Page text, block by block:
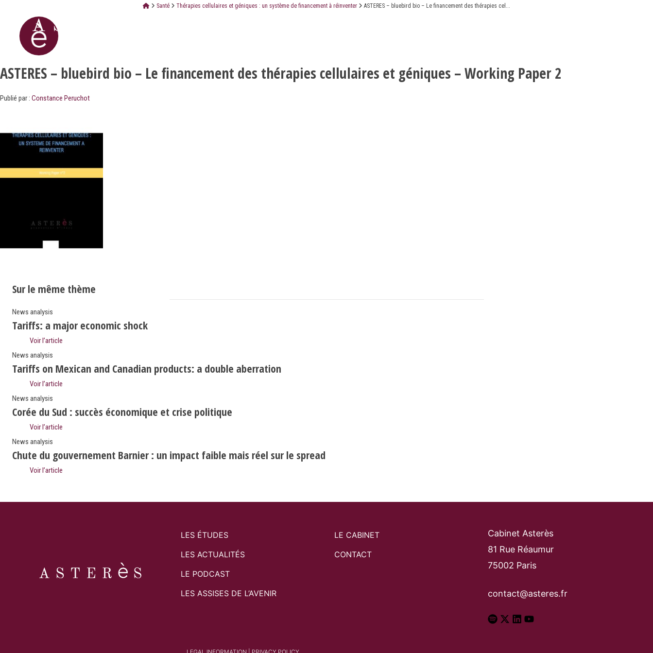
Santé Thérapies cellulaires et géniques : un système de financement à réinventer ASTERES – bluebird bio – Le financement des thérapies cel...
ASTERES – bluebird bio – Le financement des thérapies cellulaires et géniques – Working Paper 2
Publié par : Constance Peruchot
Sur le même thème
News analysis
Tariffs: a major economic shock
Voir l’article
News analysis
Tariffs on Mexican and Canadian products: a double aberration
Voir l’article
News analysis
Corée du Sud : succès économique et crise politique
Voir l’article
News analysis
Chute du gouvernement Barnier : un impact faible mais réel sur le spread
Voir l’article
LES ÉTUDES
LES ACTUALITÉS
LE PODCAST
LES ASSISES DE L’AVENIR
LE CABINET
CONTACT
Cabinet Asterès
81 Rue Réaumur
75002 Paris
contact@asteres.fr